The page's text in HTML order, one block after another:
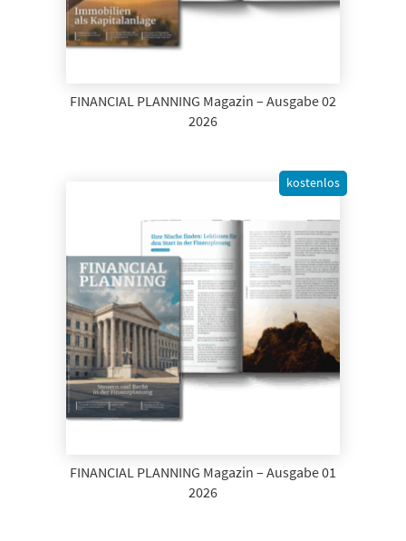
FINANCIAL PLANNING Magazin – Ausgabe 02
2026
FINANCIAL PLANNING Magazin – Ausgabe 01
2026
kostenlos